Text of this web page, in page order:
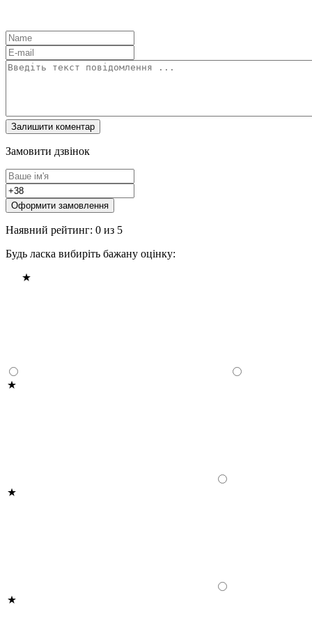
Замовити дзвінок
Оформити замовлення
Наявний рейтинг: 0 из 5
Будь ласка вибиріть бажану оцінку: